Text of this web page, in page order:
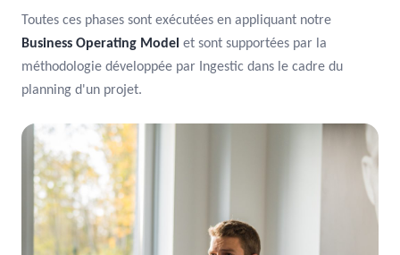
Toutes ces phases sont exécutées en appliquant notre
Business Operating Model et sont supportées par la
méthodologie développée par Ingestic dans le cadre du
planning d'un projet.